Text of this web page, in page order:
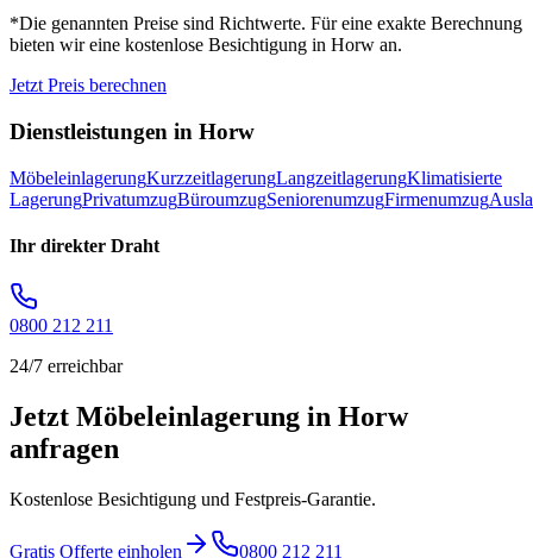
*Die genannten Preise sind Richtwerte. Für eine exakte Berechnung
bieten wir eine kostenlose Besichtigung in Horw an.
Jetzt Preis berechnen
Dienstleistungen in Horw
MöbeleinlagerungKurzzeitlagerungLangzeitlagerungKlimatisierte
LagerungPrivatumzugBüroumzugSeniorenumzugFirmenumzug
Ihr direkter Draht
0800 212 211
24/7 erreichbar
Jetzt Möbeleinlagerung in Horw
anfragen
Kostenlose Besichtigung und Festpreis-Garantie.
Gratis Offerte einholen 0800 212 211